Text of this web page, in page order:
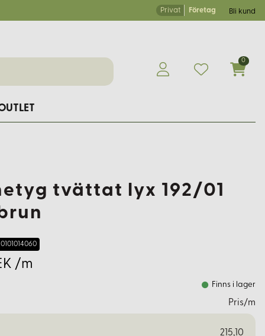
Privat Företag Bli kund
0
tvättat lyx 192/01
0101014060
/m
Finns i lager
Pris/m
215,10